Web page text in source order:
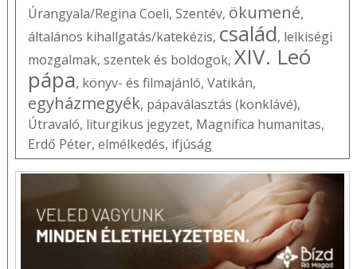
Úrangyala/Regina Coeli, Szentév, ökumené,
általános kihallgatás/katekézis, család, lelkiségi
mozgalmak, szentek és boldogok, XIV. Leó
pápa, könyv- és filmajánló, Vatikán,
egyházmegyék, pápaválasztás (konklávé),
Útravaló, liturgikus jegyzet, Magnifica humanitas,
Erdő Péter, elmélkedés, ifjúság